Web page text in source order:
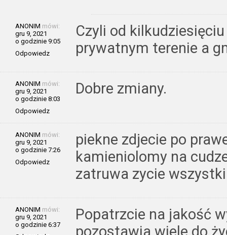
ANONIM mówi:
gru 9, 2021
o godzinie 9:05
Odpowiedz
Czyli od
prywatnym terenie a
ANONIM mówi:
gru 9, 2021
o godzinie 8:03
Odpowiedz
Dobre zmiany.
ANONIM mówi:
gru 9, 2021
o godzinie 7:26
Odpowiedz
piekne zdjecie po
kamieniolomy na
zatruwa zycie
ANONIM mówi:
gru 9, 2021
o godzinie 6:37
Popatrzcie na jakość